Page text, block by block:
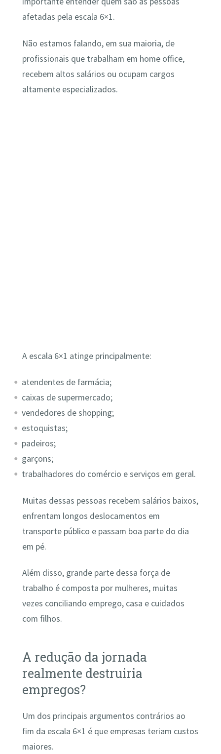
afetadas pela escala 6×1.
Não estamos falando, em sua maioria, de
profissionais que trabalham em home office,
recebem altos salários ou ocupam cargos
altamente especializados.
A escala 6×1 atinge principalmente:
atendentes de farmácia;
caixas de supermercado;
vendedores de shopping;
estoquistas;
padeiros;
garçons;
trabalhadores do comércio e serviços em geral.
Muitas dessas pessoas recebem salários baixos,
enfrentam longos deslocamentos em
transporte público e passam boa parte do dia
em pé.
Além disso, grande parte dessa força de
trabalho é composta por mulheres, muitas
vezes conciliando emprego, casa e cuidados
com filhos.
A redução da jornada
realmente destruiria
empregos?
Um dos principais argumentos contrários ao
fim da escala 6×1 é que empresas teriam custos
maiores.